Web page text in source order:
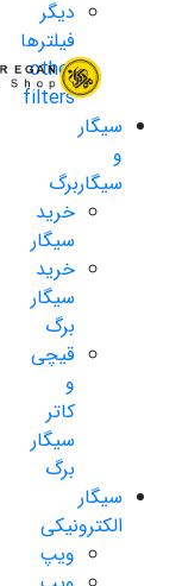
دیگر
فیلترها
other
filters
سیگار
و
سیگاربرگ
خرید
سیگار
خرید
سیگار
برگ
قیچی
و
کاتر
سیگار
برگ
سیگار
الکترونیکی
ویپ